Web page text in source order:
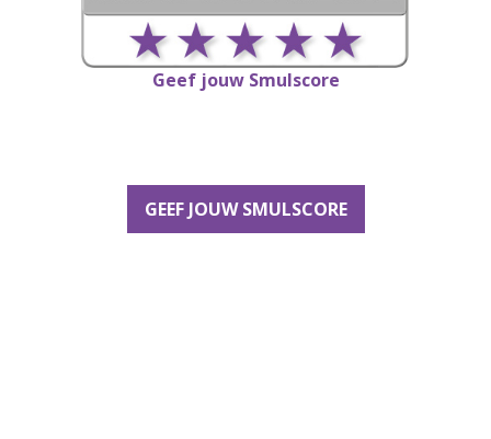
Geef jouw Smulscore
GEEF JOUW SMULSCORE